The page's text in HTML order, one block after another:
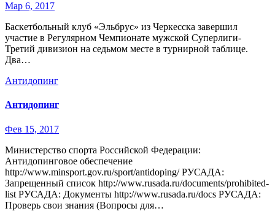
Мар 6, 2017
Баскетбольный клуб «Эльбрус» из Черкесска завершил
участие в Регулярном Чемпионате мужской Суперлиги-
Третий дивизион на седьмом месте в турнирной таблице.
Два…
Антидопинг
Антидопинг
Фев 15, 2017
Министерство спорта Российской Федерации:
Антидопинговое обеспечение
http://www.minsport.gov.ru/sport/antidoping/ РУСАДА:
Запрещенный список http://www.rusada.ru/documents/prohibited-
list РУСАДА: Документы http://www.rusada.ru/docs РУСАДА:
Проверь свои знания (Вопросы для…